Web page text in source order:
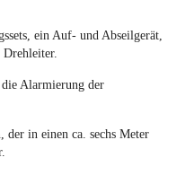
ein Auf- und Abseilgerät,
Drehleiter.
Alarmierung der
in einen ca. sechs Meter